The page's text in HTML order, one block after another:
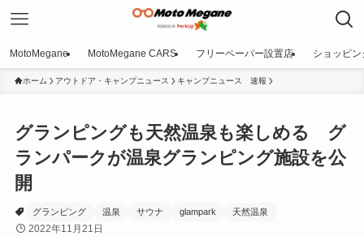
MotoMegane MotoMegane CARS フリーペーパー設置店 ショッピン
ホーム アウトドア・キャンプニュース キャンプニュース 速報
グランピングも天然温泉も楽しめる グ
ランパークが温泉グランピング施設を公
開
グランピング 温泉 サウナ glampark 天然温泉
2022年11月21日